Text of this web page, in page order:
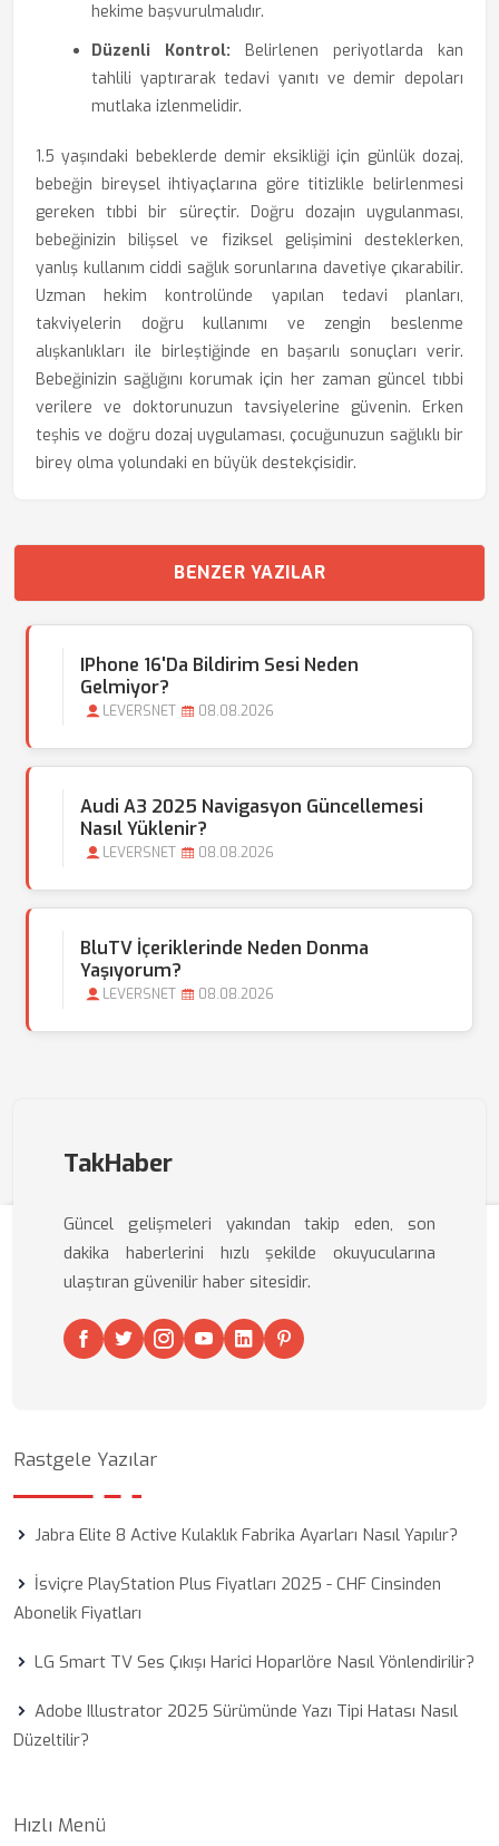
hekime başvurulmalıdır.
Düzenli Kontrol: Belirlenen periyotlarda kan
tahlili yaptırarak tedavi yanıtı ve demir depoları
mutlaka izlenmelidir.
1.5 yaşındaki bebeklerde demir eksikliği için günlük dozaj,
bebeğin bireysel ihtiyaçlarına göre titizlikle belirlenmesi
gereken tıbbi bir süreçtir. Doğru dozajın uygulanması,
bebeğinizin bilişsel ve fiziksel gelişimini desteklerken,
yanlış kullanım ciddi sağlık sorunlarına davetiye çıkarabilir.
Uzman hekim kontrolünde yapılan tedavi planları,
takviyelerin doğru kullanımı ve zengin beslenme
alışkanlıkları ile birleştiğinde en başarılı sonuçları verir.
Bebeğinizin sağlığını korumak için her zaman güncel tıbbi
verilere ve doktorunuzun tavsiyelerine güvenin. Erken
teşhis ve doğru dozaj uygulaması, çocuğunuzun sağlıklı bir
birey olma yolundaki en büyük destekçisidir.
BENZER YAZILAR
IPhone 16'da Bildirim Sesi Neden
Gelmiyor?
LEVERSNET 08.08.2026
Audi A3 2025 Navigasyon Güncellemesi
Nasıl Yüklenir?
LEVERSNET 08.08.2026
BluTV İçeriklerinde Neden Donma
Yaşıyorum?
LEVERSNET 08.08.2026
TakHaber
Güncel gelişmeleri yakından takip eden, son
dakika haberlerini hızlı şekilde okuyucularına
ulaştıran güvenilir haber sitesidir.
Rastgele Yazılar
Jabra Elite 8 Active Kulaklık Fabrika Ayarları Nasıl Yapılır?
İsviçre PlayStation Plus Fiyatları 2025 - CHF Cinsinden
Abonelik Fiyatları
LG Smart TV Ses Çıkışı Harici Hoparlöre Nasıl Yönlendirilir?
Adobe Illustrator 2025 Sürümünde Yazı Tipi Hatası Nasıl
Düzeltilir?
Hızlı Menü